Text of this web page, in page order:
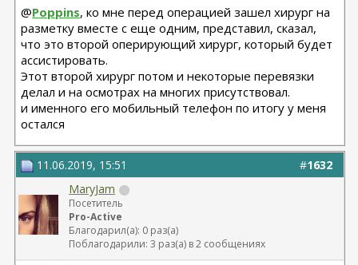
@Poppins, ко мне перед операцией зашел хирург на
разметку вместе с еще одним, представил, сказал,
что это второй оперирующий хирург, который будет
ассистировать.
Этот второй хирург потом и некоторые перевязки
делал и на осмотрах на многих присутствовал.
и именного его мобильный телефон по итогу у меня
остался
#1632
11.06.2019, 15:51
MaryJam
Посетитель
Pro-Active
Благодарил(а): 0 раз(а)
Поблагодарили: 3 раз(а) в 2 сообщениях